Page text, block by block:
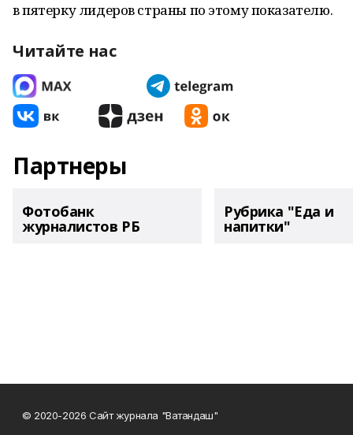
в пятерку лидеров страны по этому показателю.
Читайте нас
Партнеры
Фотобанк
журналистов РБ
Рубрика "Еда и
напитки"
© 2020-2026 Сайт журнала "Ватандаш"